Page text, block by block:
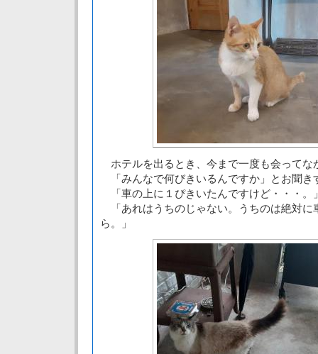
ホテルを出るとき、今まで一度も会ってな
「みんなで何びきいるんですか」とお聞き
「車の上に１ぴきいたんですけど・・・。
「あれはうちのじゃない。うちのは絶対に
ら。」